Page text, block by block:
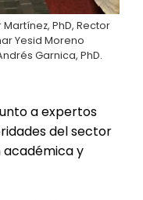
PhD, Rector
Yesid Moreno
Garnica, PhD.
a expertos
del sector
académica y